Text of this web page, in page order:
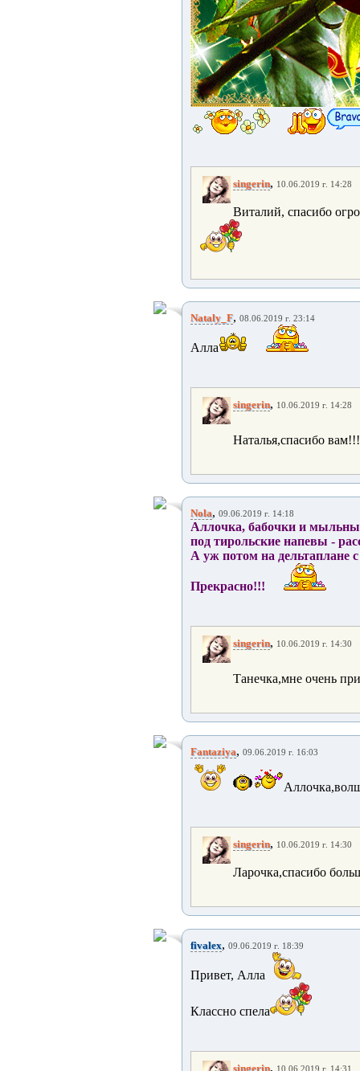
singerin, 10.06.2019 г. 14:28
Виталий, спасибо
Nataly_F, 08.06.2019 г. 23:14
Алла
singerin, 10.06.2019 г. 14:28
Наталья,спасибо вам!!!
Nola, 09.06.2019 г. 14:18
Аллочка, бабочки и
под тирольские напевы -
А уж потом на дельтаплане
Прекрасно!!!
singerin, 10.06.2019 г. 14:30
Танечка,мне очень
Fantaziya, 09.06.2019 г. 16:03
singerin, 10.06.2019 г. 14:30
Ларочка,спасибо
fivalex, 09.06.2019 г. 18:39
Привет, Алла
Классно спела
singerin, 10.06.2019 г. 14:31